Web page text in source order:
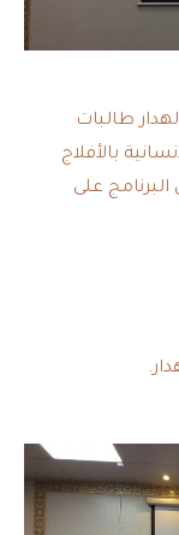
طالبات
بالأفلاج
على